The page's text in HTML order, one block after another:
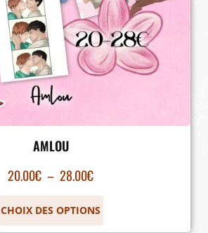
AMLOU
20.00€ – 28.00€
CHOIX DES OPTIONS